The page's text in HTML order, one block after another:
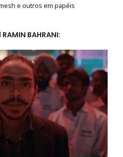
e outros em papéis
BAHRANI: